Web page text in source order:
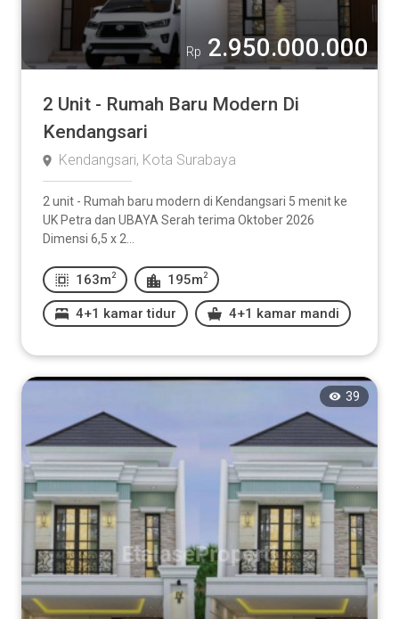
Rp 2.950.000.000
2 Unit - Rumah Baru Modern Di
Kendangsari
Kendangsari, Kota Surabaya
2 unit - Rumah baru modern di Kendangsari 5 menit ke
UK Petra dan UBAYA Serah terima Oktober 2026
Dimensi 6,5 x 2...
163m 2 195m 2
4+1 kamar tidur 4+1 kamar mandi
39